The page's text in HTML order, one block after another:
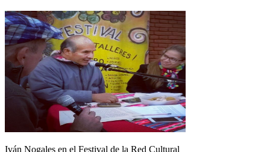
Iván Nogales en el Festival de la Red Cultural